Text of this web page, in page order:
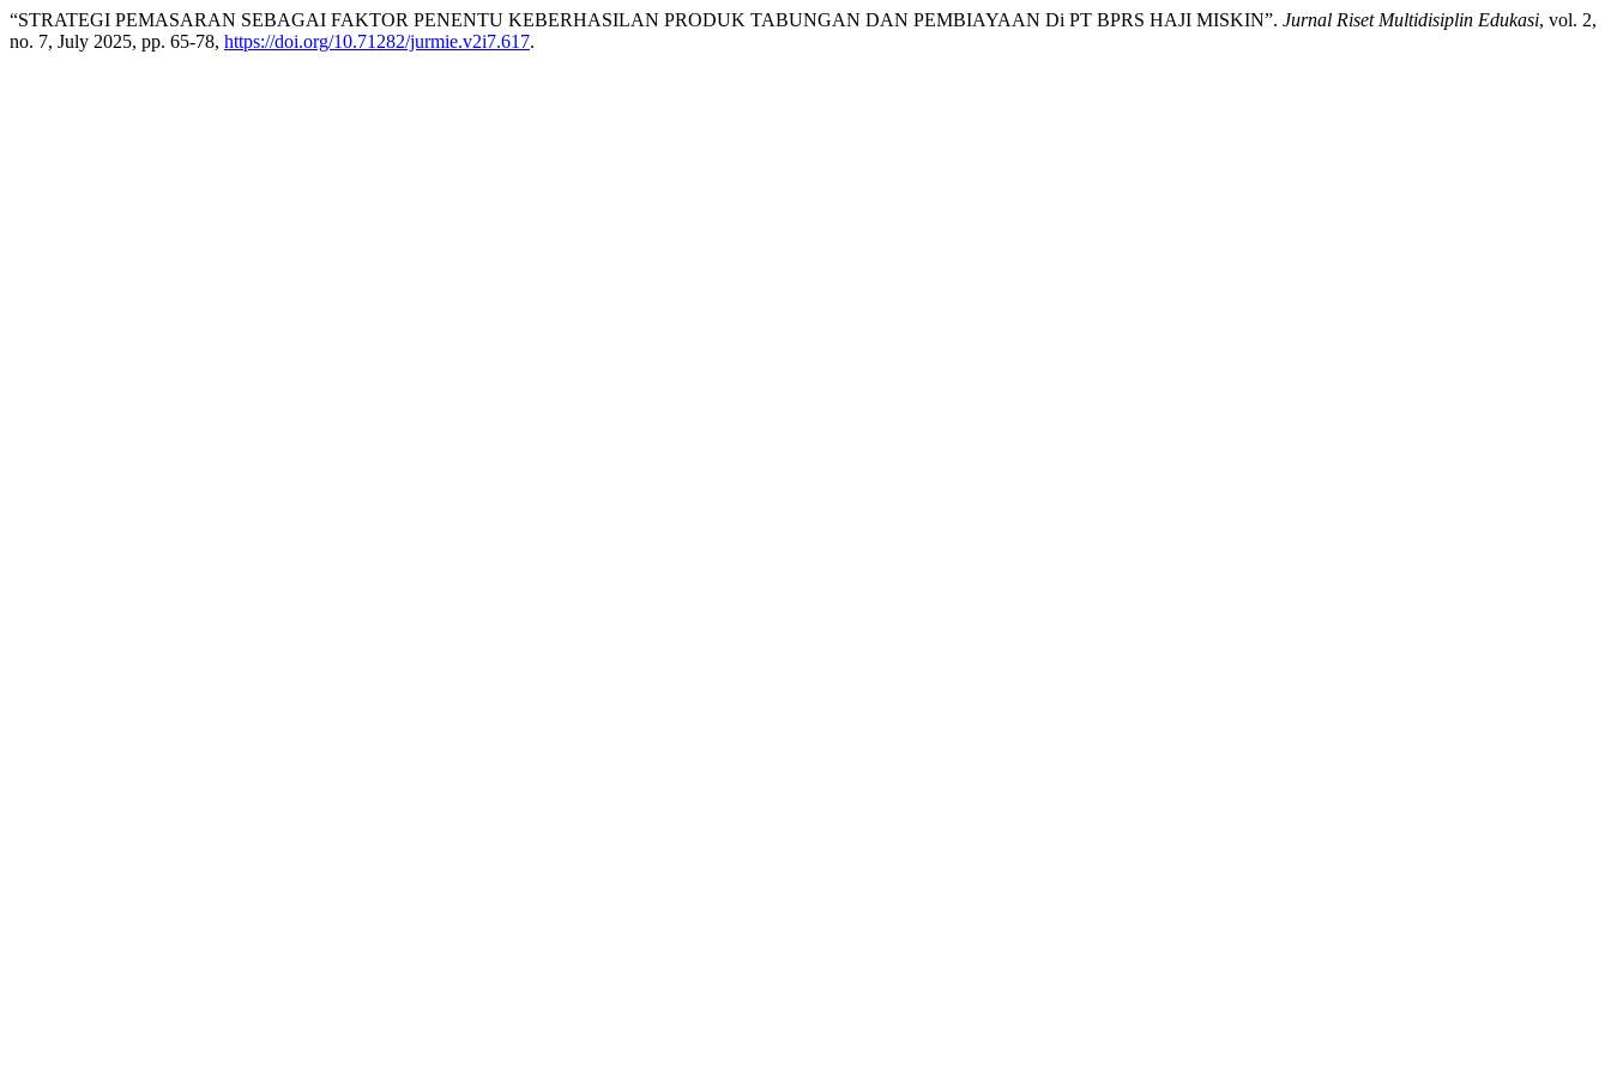
“STRATEGI PEMASARAN SEBAGAI FAKTOR PENENTU KEBERHASILAN PRODUK TABUNGAN DAN PEMBIAYAAN Di PT BPRS HAJI MISKIN”. Jurnal Riset Multidisiplin Edukasi, vol. 2,
no. 7, July 2025, pp. 65-78, https://doi.org/10.71282/jurmie.v2i7.617.